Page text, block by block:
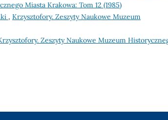
Miasta Krakowa: Tom 12 (1985)
, Krzysztofory. Zeszyty Naukowe Muzeum
Zeszyty Naukowe Muzeum